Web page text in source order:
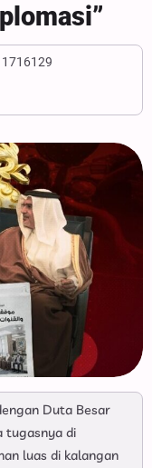
1716129
Duta Besar
tugasnya di
luas di kalangan